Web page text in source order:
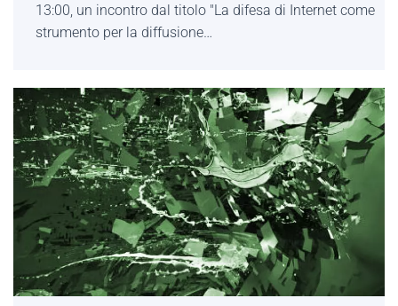
13:00, un incontro dal titolo "La difesa di Internet come
strumento per la diffusione…